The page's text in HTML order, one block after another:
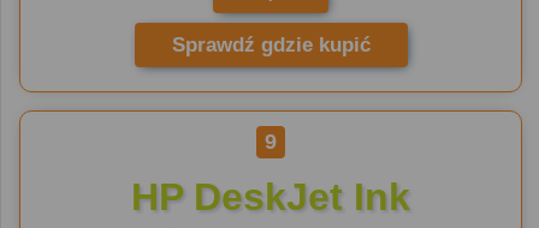
Sprawdź gdzie kupić
9
HP DeskJet Ink